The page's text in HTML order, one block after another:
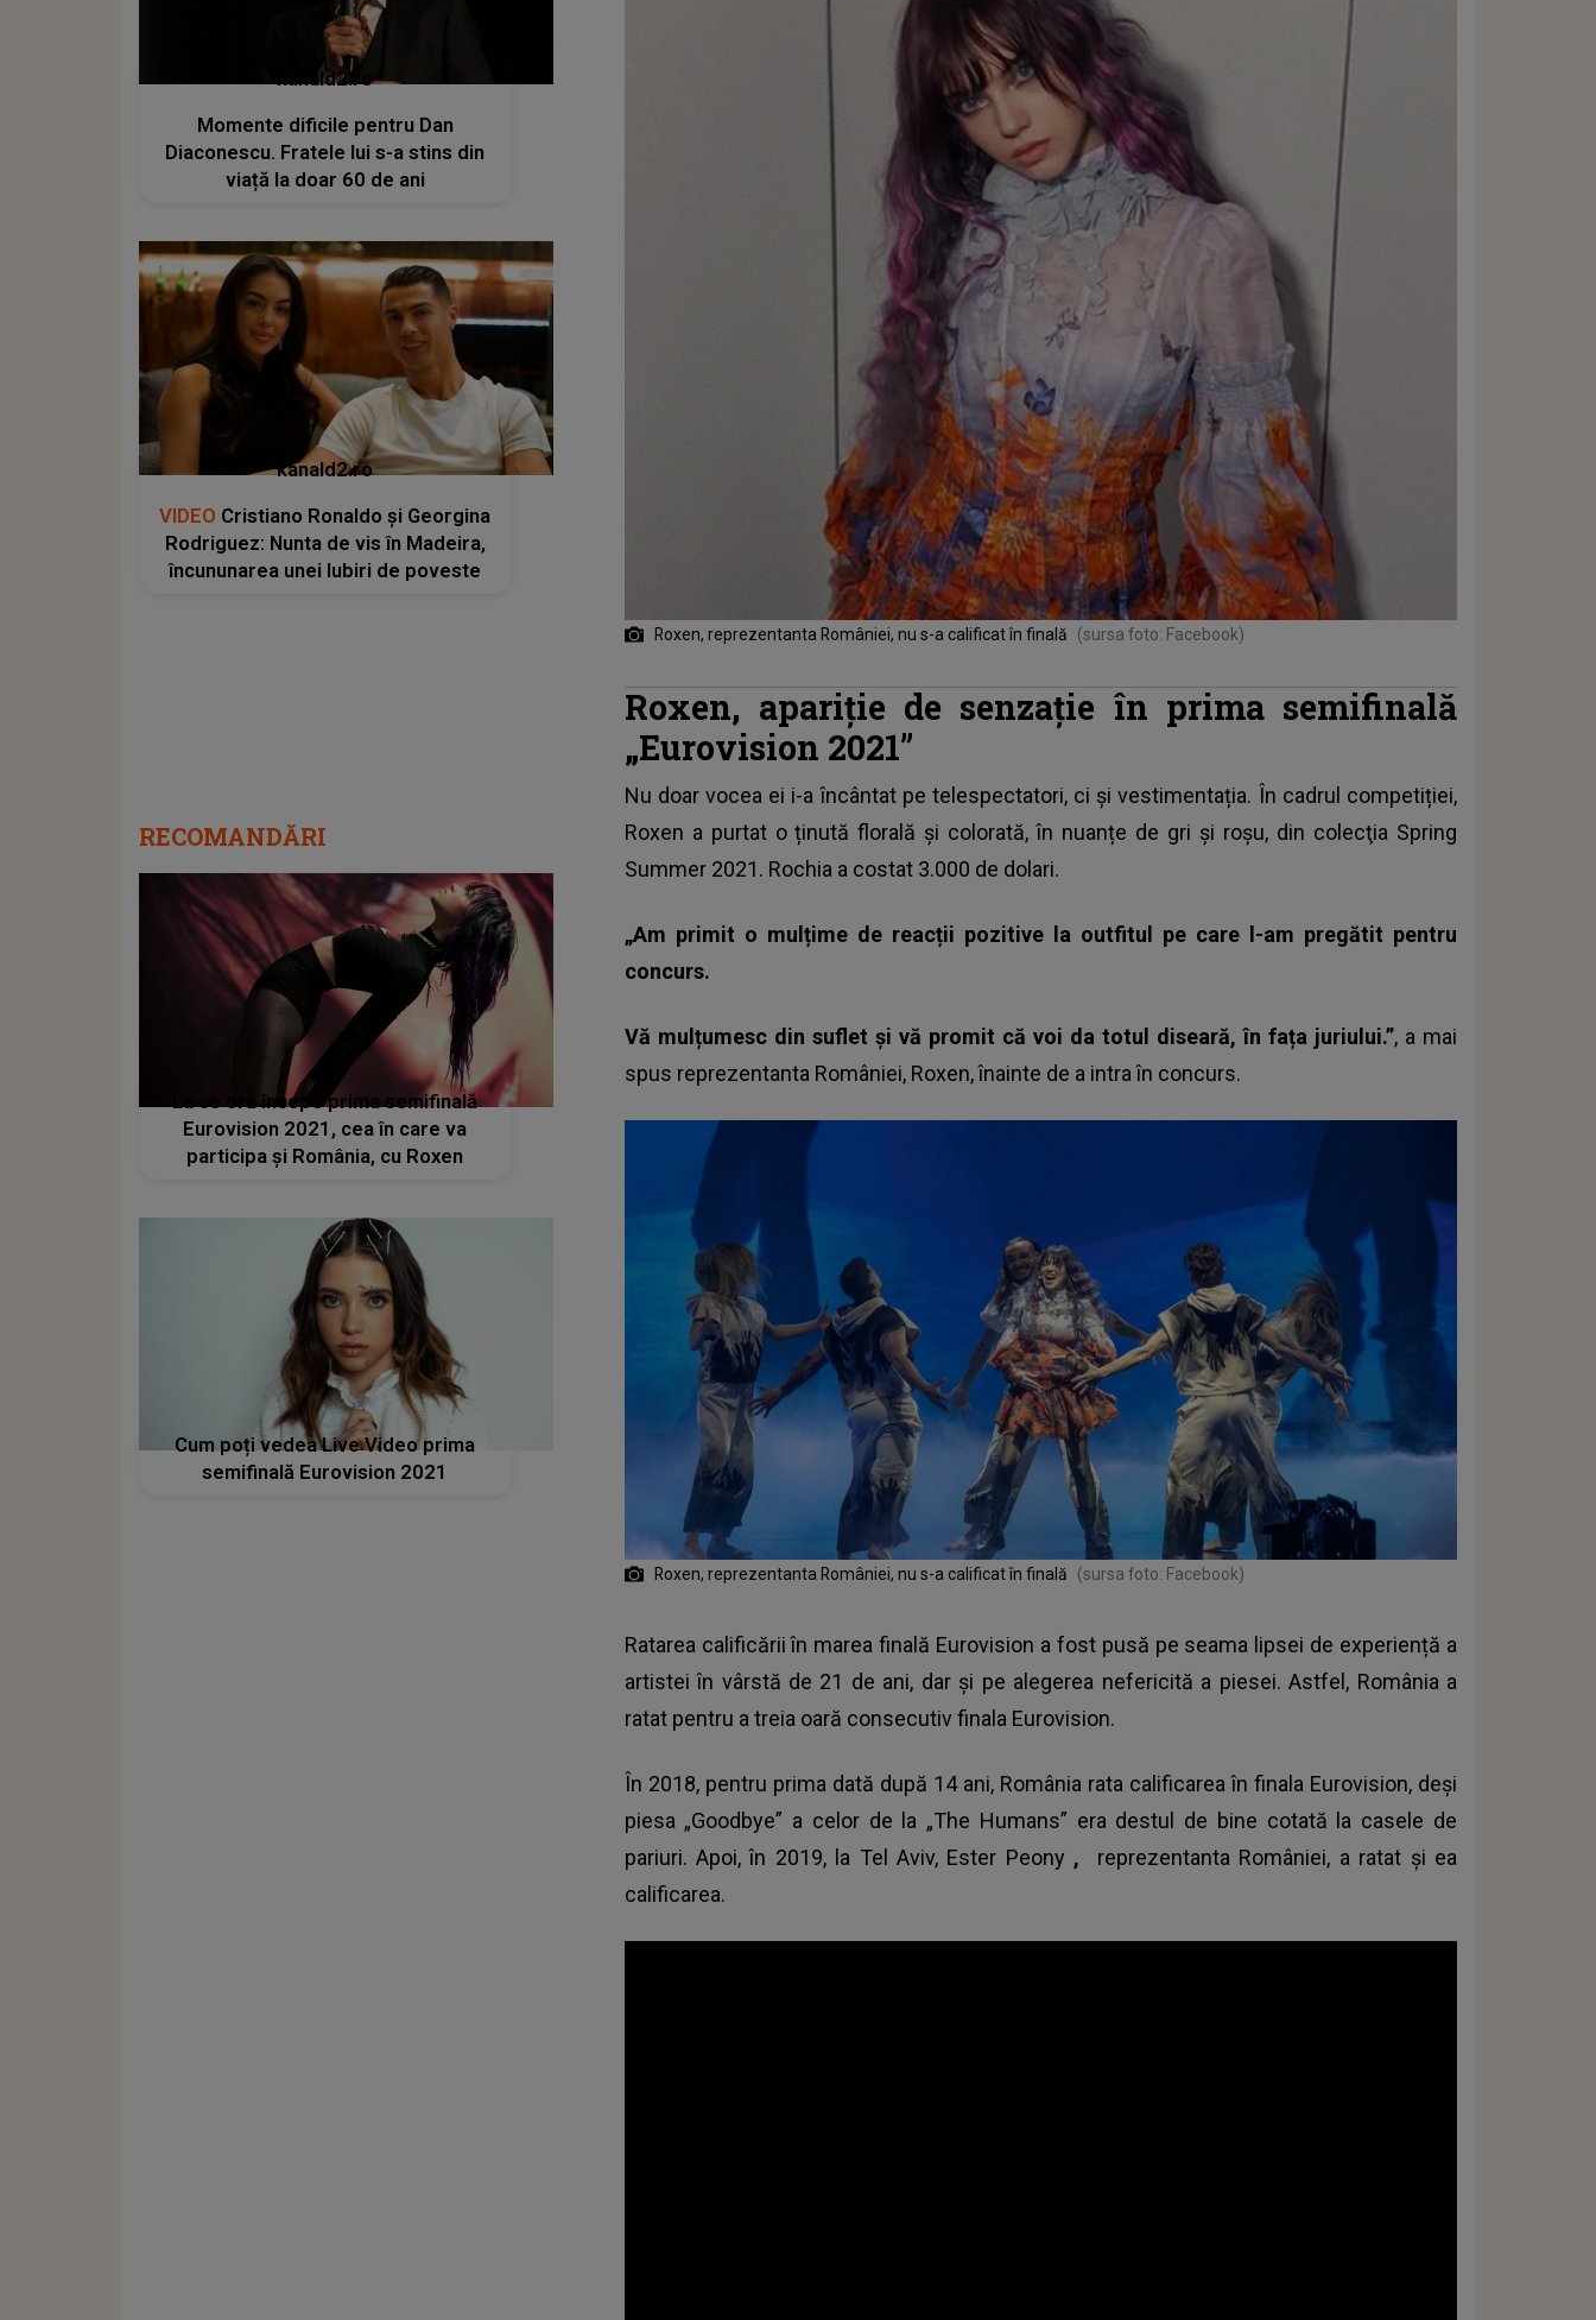
Roxen, reprezentanta României, nu s-a calificat în finală (sursa foto: Facebook)
Roxen, apariție de senzație în prima semifinală
„Eurovision 2021”
Nu doar vocea ei i-a încântat pe telespectatori, ci și vestimentația. În cadrul competiției,
Roxen a purtat o ținută florală și colorată, în nuanțe de gri și roșu, din colecţia Spring
Summer 2021. Rochia a costat 3.000 de dolari.
„Am primit o mulțime de reacții pozitive la outfitul pe care l-am pregătit pentru
concurs.
Vă mulțumesc din suflet și vă promit că voi da totul diseară, în fața juriului.”, a mai
spus reprezentanta României, Roxen, înainte de a intra în concurs.
Roxen, reprezentanta României, nu s-a calificat în finală (sursa foto: Facebook)
Ratarea calificării în marea finală Eurovision a fost pusă pe seama lipsei de experiență a
artistei în vârstă de 21 de ani, dar și pe alegerea nefericită a piesei. Astfel, România a
ratat pentru a treia oară consecutiv finala Eurovision.
În 2018, pentru prima dată după 14 ani, România rata calificarea în finala Eurovision, deși
piesa „Goodbye” a celor de la „The Humans” era destul de bine cotată la casele de
pariuri. Apoi, în 2019, la Tel Aviv, Ester Peony , reprezentanta României, a ratat și ea
calificarea.
kanald2.ro
Momente dificile pentru Dan
Diaconescu. Fratele lui s-a stins din
viață la doar 60 de ani
kanald2.ro
VIDEO Cristiano Ronaldo și Georgina
Rodriguez: Nunta de vis în Madeira,
încununarea unei Iubiri de poveste
RECOMANDĂRI
La ce oră începe prima semifinală
Eurovision 2021, cea în care va
participa și România, cu Roxen
Cum poți vedea Live Video prima
semifinală Eurovision 2021